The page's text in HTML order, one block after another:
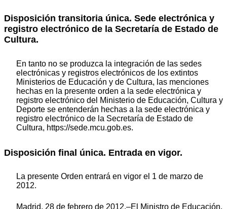
Disposición transitoria única. Sede electrónica y
registro electrónico de la Secretaría de Estado de
Cultura.
En tanto no se produzca la integración de las sedes
electrónicas y registros electrónicos de los extintos
Ministerios de Educación y de Cultura, las menciones
hechas en la presente orden a la sede electrónica y
registro electrónico del Ministerio de Educación, Cultura y
Deporte se entenderán hechas a la sede electrónica y
registro electrónico de la Secretaría de Estado de
Cultura, https://sede.mcu.gob.es.
Disposición final única. Entrada en vigor.
La presente Orden entrará en vigor el 1 de marzo de
2012.
Madrid, 28 de febrero de 2012.–El Ministro de Educación,